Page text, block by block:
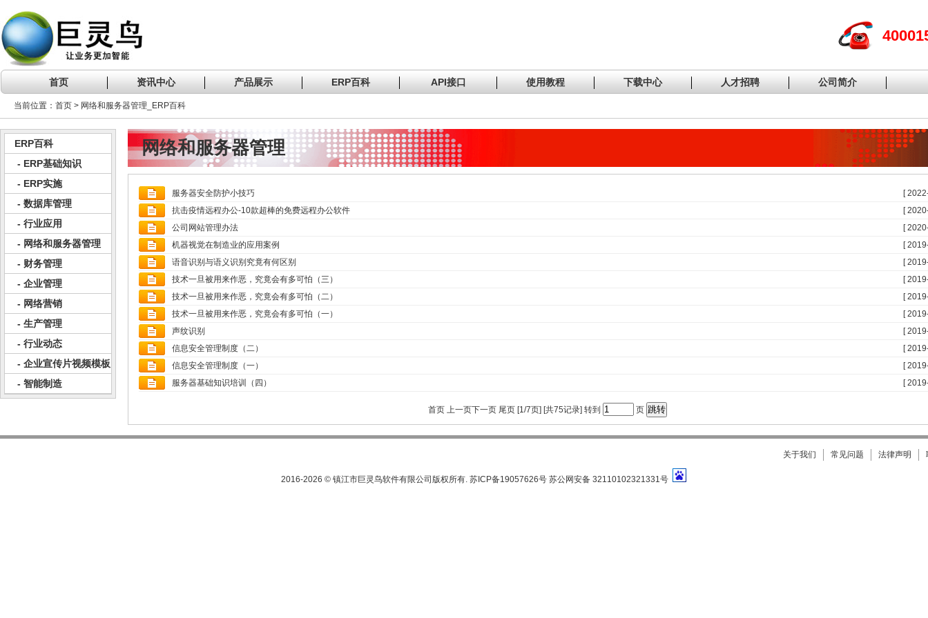
首页 资讯中心 产品展示 ERP百科 API接口 使用教程 下载中心 人才招聘 公司简介
当前位置：首页 > 网络和服务器管理_ERP百科
ERP百科
- ERP基础知识
- ERP实施
- 数据库管理
- 行业应用
- 网络和服务器管理
- 财务管理
- 企业管理
- 网络营销
- 生产管理
- 行业动态
- 企业宣传片视频模板
- 智能制造
网络和服务器管理
[
服务器安全防护小技巧
[
抗击疫情远程办公-10款超棒的免费远程办公软件
[
公司网站管理办法
[
机器视觉在制造业的应用案例
[
语音识别与语义识别究竟有何区别
[
技术一旦被用来作恶，究竟会有多可怕（三）
[
技术一旦被用来作恶，究竟会有多可怕（二）
[
技术一旦被用来作恶，究竟会有多可怕（一）
[
声纹识别
[
信息安全管理制度（二）
[
信息安全管理制度（一）
[
服务器基础知识培训（四）
首页 上一页下一页 尾页[1/7页] [共75记录] 转到 页
关于我们 常见问题 法律声明
2016-2026 © 镇江市巨灵鸟软件有限公司版权所有. 苏ICP备19057626号 苏公网安备 32110102321331号